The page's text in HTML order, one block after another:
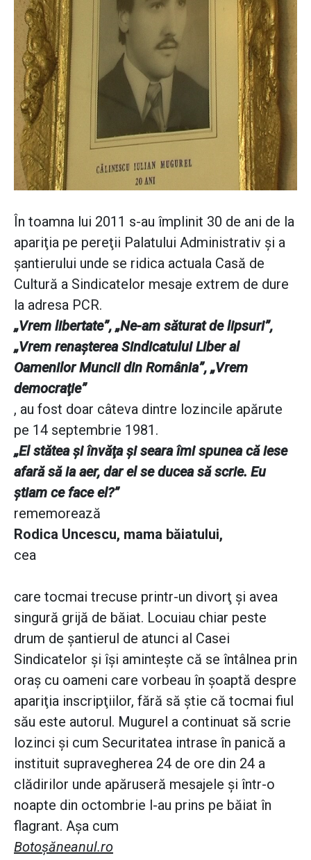
În toamna lui 2011 s-au împlinit 30 de ani de la
apariţia pe pereţii Palatului Administrativ şi a
şantierului unde se ridica actuala Casă de
Cultură a Sindicatelor mesaje extrem de dure
la adresa PCR.
„Vrem libertate”, „Ne-am săturat de lipsuri”,
„Vrem renaşterea Sindicatului Liber al
Oamenilor Muncii din România”, „Vrem
democraţie”
, au fost doar câteva dintre lozincile apărute
pe 14 septembrie 1981.
„El stătea şi învăţa şi seara îmi spunea că iese
afară să ia aer, dar el se ducea să scrie. Eu
ştiam ce face el?”
rememorează
Rodica Uncescu, mama băiatului,
cea
care tocmai trecuse printr-un divorţ şi avea
singură grijă de băiat. Locuiau chiar peste
drum de şantierul de atunci al Casei
Sindicatelor şi îşi aminteşte că se întâlnea prin
oraş cu oameni care vorbeau în şoaptă despre
apariţia inscripţiilor, fără să ştie că tocmai fiul
său este autorul. Mugurel a continuat să scrie
lozinci şi cum Securitatea intrase în panică a
instituit supravegherea 24 de ore din 24 a
clădirilor unde apăruseră mesajele şi într-o
noapte din octombrie l-au prins pe băiat în
flagrant. Aşa cum
Botoşăneanul.ro